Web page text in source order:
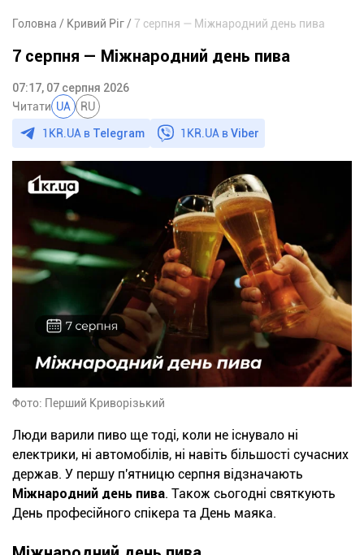
Головна Кривий Ріг 7 серпня — Міжнародний день пива
7 серпня — Міжнародний день пива
07:17, 07 серпня 2026
Читати UA RU
1KR.UA в Telegram 1KR.UA вViber
Фото: Перший Криворізький
Люди варили пиво ще тоді, коли не існувало ні
електрики, ні автомобілів, ні навіть більшості сучасних
держав. У першу п'ятницю серпня відзначають
Міжнародний день пива. Також сьогодні святкують
День професійного спікера та День маяка.